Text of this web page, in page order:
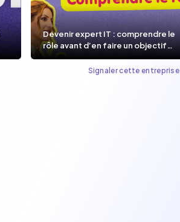
Devenir expert IT : comprendre le
rôle avant d’en faire un objectif
de carrière.
Signaler cette entreprise